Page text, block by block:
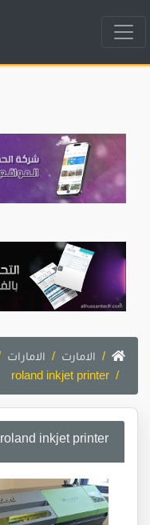
الامارت الامارات
roland inkjet printer
roland inkjet printer